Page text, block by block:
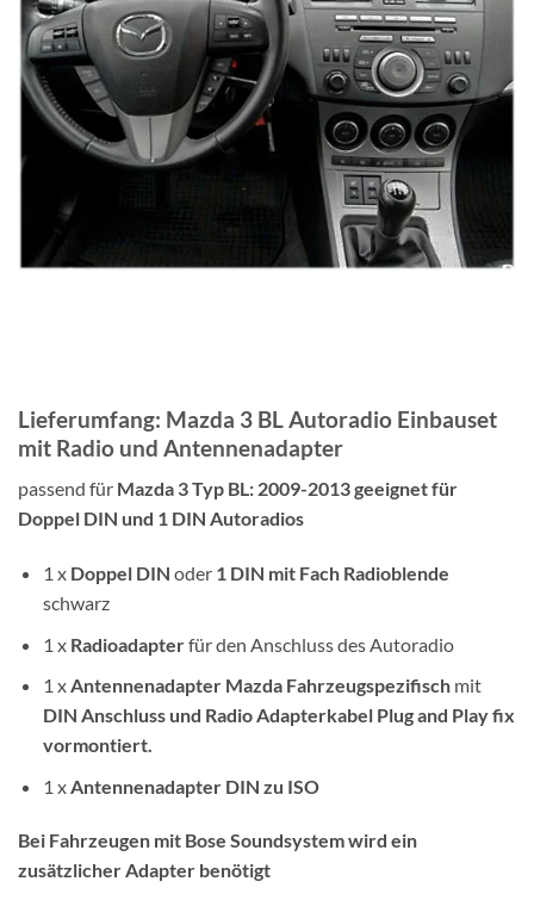
Lieferumfang: Mazda 3 BL Autoradio Einbauset
mit Radio und Antennenadapter
passend für Mazda 3 Typ BL: 2009-2013 geeignet für
Doppel DIN und 1 DIN Autoradios
1 x Doppel DIN oder1 DIN mit Fach Radioblende
schwarz
1 x Radioadapterfür den Anschluss des Autoradio
1 xAntennenadapter Mazda Fahrzeugspezifisch mit
DIN Anschluss und Radio Adapterkabel Plug and Play fix
vormontiert.
1 x Antennenadapter DIN zu ISO
Bei Fahrzeugen mit Bose Soundsystem wird ein
zusätzlicher Adapter benötigt